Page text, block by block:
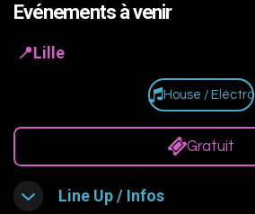
Evénements à venir
📍Lille
House / Eléctro
Gratuit
Line Up / Infos